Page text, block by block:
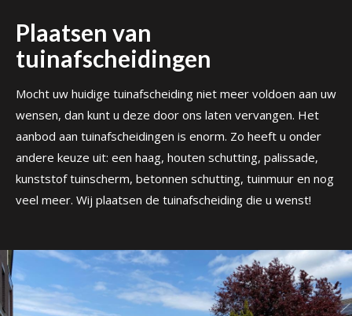
Plaatsen van
tuinafscheidingen
Mocht uw huidige tuinafscheiding niet meer voldoen aan uw
wensen, dan kunt u deze door ons laten vervangen. Het
aanbod aan tuinafscheidingen is enorm. Zo heeft u onder
andere keuze uit: een haag, houten schutting, palissade,
kunststof tuinscherm, betonnen schutting, tuinmuur en nog
veel meer. Wij plaatsen de tuinafscheiding die u wenst!